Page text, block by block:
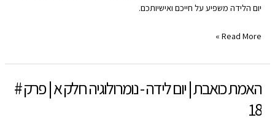
RSS FEED
LINK
EMBED
יום הלידה משפיע על חייכם ואישיותכם.
האמת
|
לידה
-
Read More »
האמת כואבת | יום לידה - נומרולוגיה חלק א | פרק #
18